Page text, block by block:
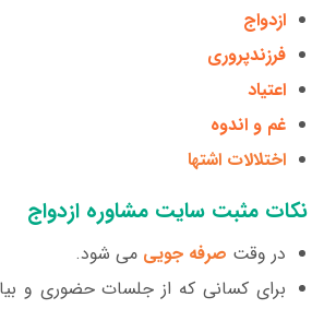
ازدواج
فرزندپروری
اعتیاد
غم و اندوه
اختلالات اشتها
نکات مثبت سایت مشاوره ازدواج
در وقت صرفه جویی می شود.
برای کسانی که از جلسات حضوری و